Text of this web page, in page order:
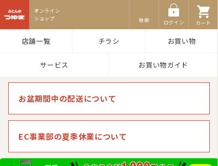
検索 ログイン カート
店舗一覧 チラシ お買い物
サービス お買い物ガイド
お盆期間中の配送について
EC事業部の夏季休業について